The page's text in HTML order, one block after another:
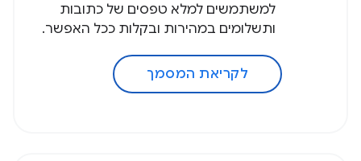
למשתמשים למלא טפסים של כתובות
ותשלומים במהירות ובקלות ככל האפשר.
לקריאת המסמך